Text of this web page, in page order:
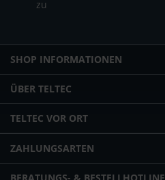
zu
SHOP INFORMATIONEN
ÜBER TELTEC
TELTEC VOR ORT
ZAHLUNGSARTEN